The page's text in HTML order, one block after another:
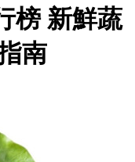
榜 新鮮蔬
南